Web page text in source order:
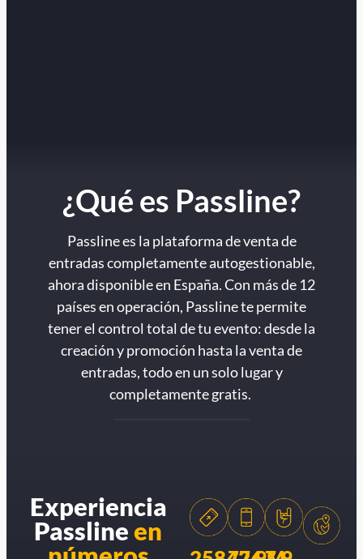
¿Qué es Passline?
Passline es la plataforma de venta de
entradas completamente autogestionable,
ahora disponible en España. Con más de 12
países en operación, Passline te permite
tener el control total de tu evento: desde la
creación y promoción hasta la venta de
entradas, todo en un solo lugar y
completamente gratis.
Experiencia
Passlineen